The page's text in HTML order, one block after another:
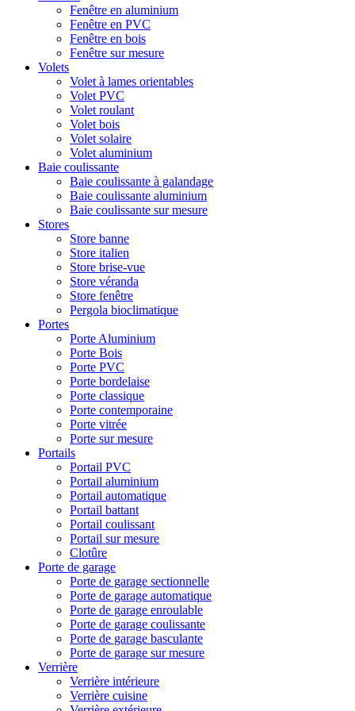
Fenêtre en aluminium
Fenêtre en PVC
Fenêtre en bois
Fenêtre sur mesure
Volets
Volet à lames orientables
Volet PVC
Volet roulant
Volet bois
Volet solaire
Volet aluminium
Baie coulissante
Baie coulissante à galandage
Baie coulissante aluminium
Baie coulissante sur mesure
Stores
Store banne
Store italien
Store brise-vue
Store véranda
Store fenêtre
Pergola bioclimatique
Portes
Porte Aluminium
Porte Bois
Porte PVC
Porte bordelaise
Porte classique
Porte contemporaine
Porte vitrée
Porte sur mesure
Portails
Portail PVC
Portail aluminium
Portail automatique
Portail battant
Portail coulissant
Portail sur mesure
Clotûre
Porte de garage
Porte de garage sectionnelle
Porte de garage automatique
Porte de garage enroulable
Porte de garage coulissante
Porte de garage basculante
Porte de garage sur mesure
Verrière
Verrière intérieure
Verrière cuisine